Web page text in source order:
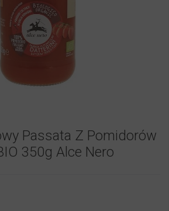
Passata Z Pomidorów
350g Alce Nero